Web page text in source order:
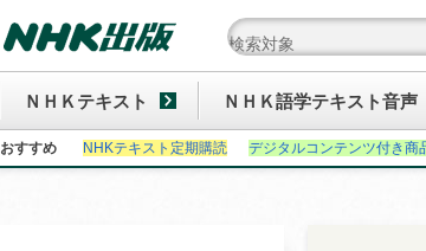
ＮＨＫテキスト ＮＨＫ語学テキスト音声
おすすめ NHKテキスト定期購読 デジタルコンテンツ付き商